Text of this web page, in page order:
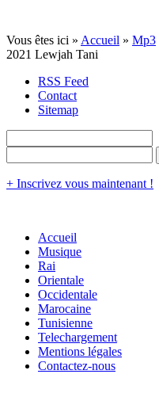
Vous êtes ici » Accueil » Mp3
2021 Lewjah Tani
RSS Feed
Contact
Sitemap
+ Inscrivez vous maintenant !
Accueil
Musique
Rai
Orientale
Occidentale
Marocaine
Tunisienne
Telechargement
Mentions légales
Contactez-nous